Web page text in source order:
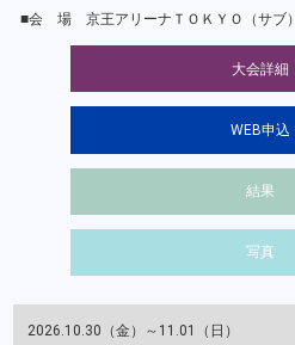
京王アリーナＴＯＫＹＯ（サブ）
大会詳細
WEB申込
結果
写真
2026.10.30（金）～11.01（日）